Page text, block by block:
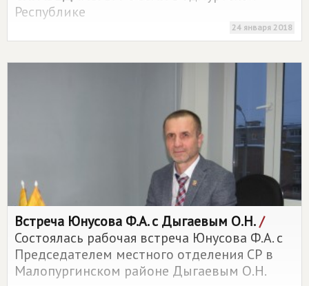
Республике
24 января 2018
Встреча Юнусова Ф.А. с Дыгаевым О.Н./
Состоялась рабочая встреча Юнусова Ф.А. с
Председателем местного отделения СР в
Малопургинском районе Дыгаевым О.Н.